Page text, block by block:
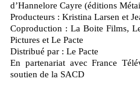
d’Hannelore Cayre (éditions
Producteurs : Kristina Larsen et
Coproduction : La Boite Films,
Pictures et Le Pacte
Distribué par : Le Pacte
En partenariat avec France
soutien de la SACD